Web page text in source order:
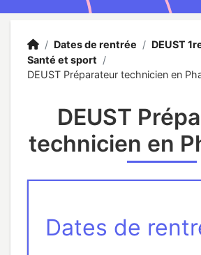
Accueil
Accueil
/ Dates de rentrée / DEUST
Santé et sport /
DEUST Préparateur technicien en
DEUST
technicien en
Dates de